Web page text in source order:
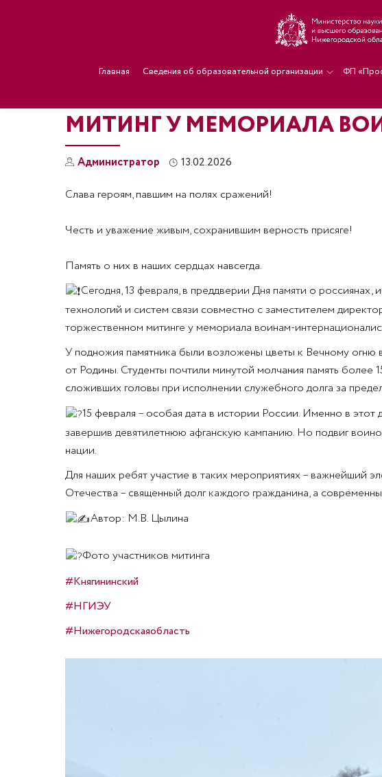
Главная Сведения об образовательной организации ФП
МИТИНГ У МЕМОРИАЛА
Администратор 13.02.2026
Слава героям, павшим на полях сражений!
Честь и уважение живым, сохранившим верность присяге!
Память о них в наших сердцах навсегда.
Сегодня, 13 февраля, в преддверии Дня памяти о
технологий и систем связи совместно с заместителем
торжественном митинге у мемориала воинам-
У подножия памятника были возложены цветы к Вечному огню
от Родины. Студенты почтили минутой молчания память более
сложивших головы при исполнении служебного долга за
15 февраля – особая дата в истории России. Именно в
завершив девятилетнюю афганскую кампанию. Но подвиг
нации.
Для наших ребят участие в таких мероприятиях – важнейший
Отечества – священный долг каждого гражданина, а
Автор: М.В. Цылина
Фото участников митинга
#Княгининский
#НГИЭУ
#Нижегородскаяобласть